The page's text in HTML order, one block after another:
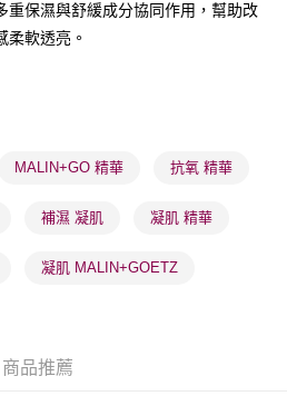
工作天送達
或以上免運費
或以上免運費
單將隨機分配至SF順豐速運或京東
或以上免運費
確認發貨後2-5個工作天到店，3天內
確認發貨後2-5個工作天到店，3天內
重保濕與舒緩成分協同作用，幫助改
柔軟透亮。
MALIN+GO 精華 抗氧 精華
補濕 凝肌 凝肌 精華
凝肌 MALIN+GOETZ
商品推薦